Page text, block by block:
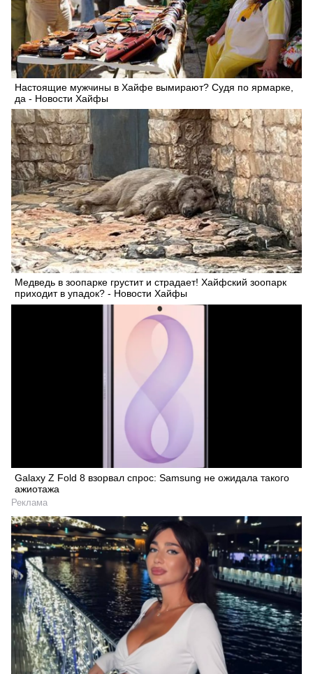
Настоящие мужчины в Хайфе вымирают? Судя по ярмарке,
да - Новости Хайфы
Медведь в зоопарке грустит и страдает! Хайфский зоопарк
приходит в упадок? - Новости Хайфы
Galaxy Z Fold 8 взорвал спрос: Samsung не ожидала такого
ажиотажа
Реклама